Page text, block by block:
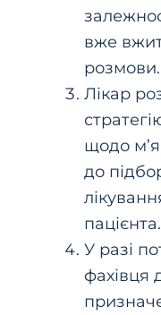
вже
розмови.
Лікар
щодо
до
пацієнта.
У разі
фахівця